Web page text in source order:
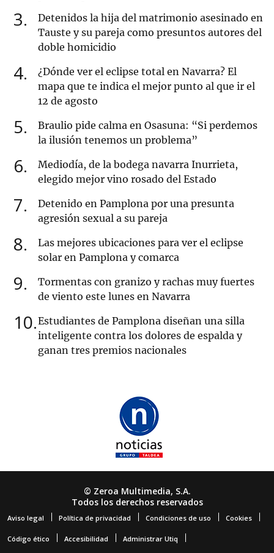
3
Detenidos la hija del matrimonio asesinado en
Tauste y su pareja como presuntos autores del
doble homicidio
4
¿Dónde ver el eclipse total en Navarra? El
mapa que te indica el mejor punto al que ir el
12 de agosto
5
Braulio pide calma en Osasuna: “Si perdemos
la ilusión tenemos un problema”
6
Mediodía, de la bodega navarra Inurrieta,
elegido mejor vino rosado del Estado
7
Detenido en Pamplona por una presunta
agresión sexual a su pareja
8
Las mejores ubicaciones para ver el eclipse
solar en Pamplona y comarca
9
Tormentas con granizo y rachas muy fuertes
de viento este lunes en Navarra
10 Estudiantes de Pamplona diseñan una silla
inteligente contra los dolores de espalda y
ganan tres premios nacionales
© Zeroa Multimedia, S.A.
Todos los derechos reservados
Aviso legal Política de privacidad Condiciones de uso Cookies
Código ético Accesibilidad Administrar Utiq